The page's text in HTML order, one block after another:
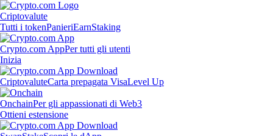
Criptovalute
Tutti i tokenPanieriEarnStaking
Crypto.com AppPer tutti gli utenti
Inizia
CriptovaluteCarta prepagata VisaLevel Up
OnchainPer gli appassionati di Web3
Ottieni estensione